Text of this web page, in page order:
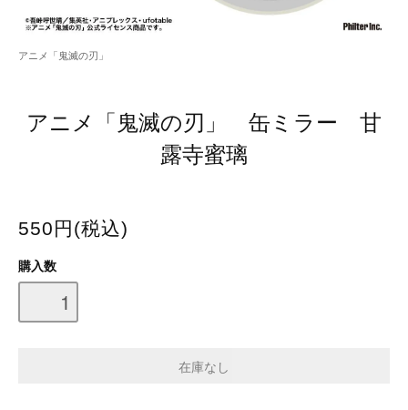
アニメ「鬼滅の刃」
アニメ「鬼滅の刃」 缶ミラー 甘
露寺蜜璃
550円(税込)
購入数